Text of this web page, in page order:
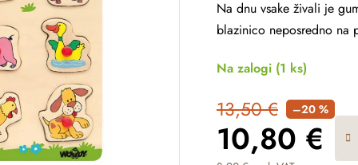
Na dnu vsake živali je
blazinico neposredno na
Na zalogi (1 ks)
13,50 € –20 %
10,80 €